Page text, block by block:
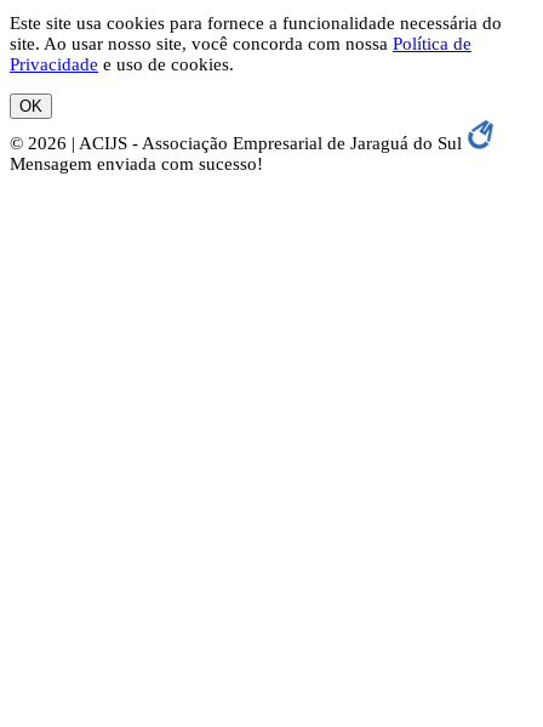
Este site usa cookies para fornece a funcionalidade necessária do
site. Ao usar nosso site, você concorda com nossa Política de
Privacidade e uso de cookies.
OK
© 2026 | ACIJS - Associação Empresarial de Jaraguá do Sul
Mensagem enviada com sucesso!